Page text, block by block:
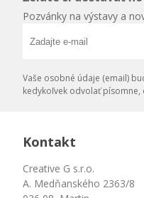
Pozvánky na výstavy a
Vaše osobné údaje (email)
kedykoľvek odvolať
Kontakt
Creative G s.r.o.
A. Medňanského 2363/8